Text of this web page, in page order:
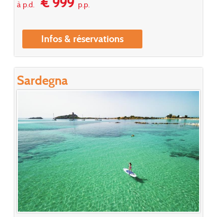
à p.d. p.p.
Infos & réservations
Sardegna